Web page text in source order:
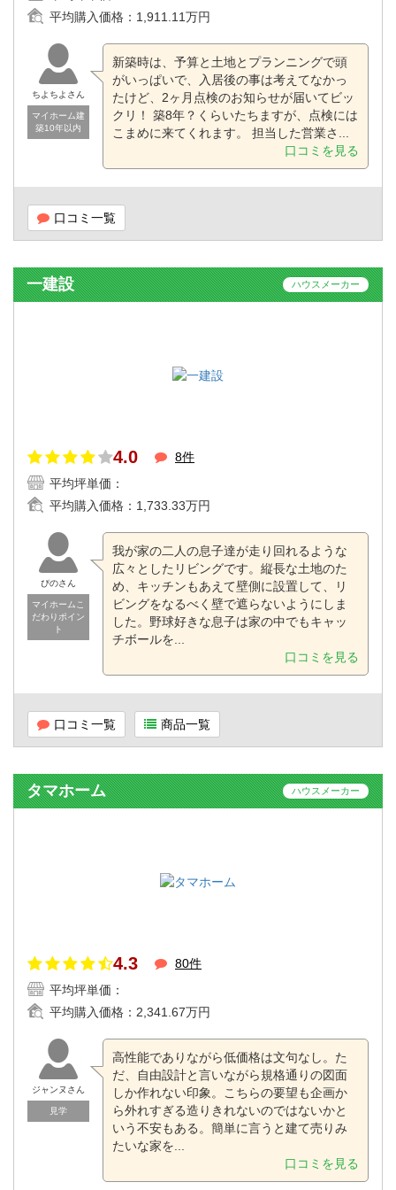
平均購入価格： 1,911.11万円
ちよちよさん
マイホーム建
築10年以内
新築時は、予算と土地とプランニングで頭
がいっぱいで、入居後の事は考えてなかっ
たけど、2ヶ月点検のお知らせが届いてビッ
クリ！ 築8年？くらいたちますが、点検には
こまめに来てくれます。 担当した営業さ...
口コミを見る
口コミ一覧
一建設 ハウスメーカー
4.0
8件
平均坪単価：
平均購入価格： 1,733.33万円
ぴのさん
マイホームこ
だわりポイン
ト
我が家の二人の息子達が走り回れるような
広々としたリビングです。縦長な土地のた
め、キッチンもあえて壁側に設置して、リ
ビングをなるべく壁で遮らないようにしま
した。野球好きな息子は家の中でもキャッ
チボールを...
口コミを見る
口コミ一覧 商品一覧
タマホーム ハウスメーカー
4.3
80件
平均坪単価：
平均購入価格： 2,341.67万円
ジャンヌさん
見学
高性能でありながら低価格は文句なし。た
だ、自由設計と言いながら規格通りの図面
しか作れない印象。こちらの要望も企画か
ら外れすぎる造りきれないのではないかと
いう不安もある。簡単に言うと建て売りみ
たいな家を...
口コミを見る